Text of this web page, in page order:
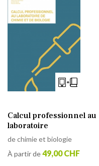
Calcul professionnel au
laboratoire
de chimie et biologie
À partir de49,00 CHF